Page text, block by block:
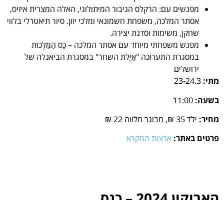
מפגשים עם: הרקלס הגיבור המיתולוגי, האלה המצרית איזיס,
אסתר המלכה, משפחת חשמונאי ומלכי יוון. סיור תיאטרלי בלווי
שחקן, משימות וסדנת יצירה.
מפגש משפחתי מיוחד עם אסתר המלכה – כֵּס הַמַּלְכוּת
במסגרת התערוכה "אַיֶּלת השחר" במסגרת הביאנלה של
ירושלים
מתי: 23-24.3
בשעה:
מחיר: ילד 35 ₪, מבוגר מלווה 22 ₪
פרטים באתר: ארצות המקרא